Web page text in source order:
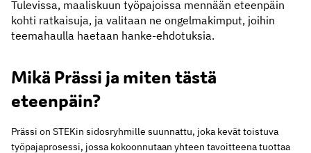
Tulevissa, maaliskuun työpajoissa mennään eteenpäin
kohti ratkaisuja, ja valitaan ne ongelmakimput, joihin
teemahaulla haetaan hanke-ehdotuksia.
Mikä Prässi ja miten tästä
eteenpäin?
Prässi on STEKin sidosryhmille suunnattu, joka kevät toistuva
työpajaprosessi, jossa kokoonnutaan yhteen tavoitteena tuottaa